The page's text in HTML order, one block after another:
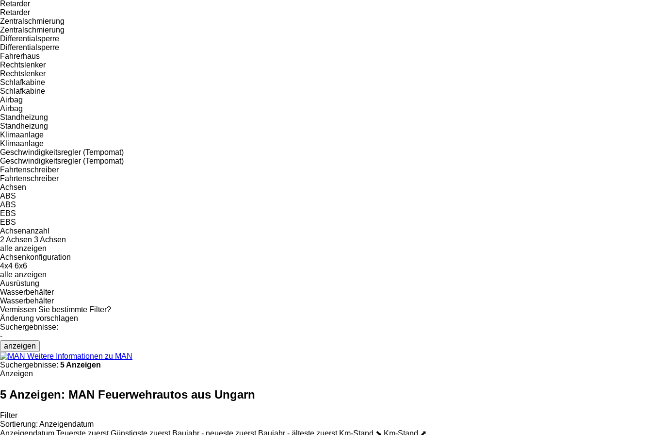
Retarder
Retarder
Zentralschmierung
Zentralschmierung
Differentialsperre
Differentialsperre
Fahrerhaus
Rechtslenker
Rechtslenker
Schlafkabine
Schlafkabine
Airbag
Airbag
Standheizung
Standheizung
Klimaanlage
Klimaanlage
Geschwindigkeitsregler (Tempomat)
Geschwindigkeitsregler (Tempomat)
Fahrtenschreiber
Fahrtenschreiber
Achsen
ABS
ABS
EBS
EBS
Achsenanzahl
2 Achsen 3 Achsen
alle anzeigen
Achsenkonfiguration
4x4 6x6
alle anzeigen
Ausrüstung
Wasserbehälter
Wasserbehälter
Vermissen Sie bestimmte Filter?
Änderung vorschlagen
Suchergebnisse:
-
anzeigen
Weitere Informationen zu MAN
Suchergebnisse: 5 Anzeigen
Anzeigen
5 Anzeigen: MAN Feuerwehrautos aus Ungarn
Filter
Sortierung: Anzeigendatum
Anzeigendatum Teuerste zuerst Günstigste zuerst Baujahr - neueste zuerst Baujahr - älteste zuerst Km-Stand ⬊ Km-Stand ⬈